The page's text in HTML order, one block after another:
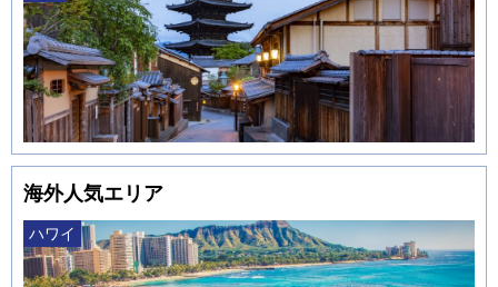
海外人気エリア
ハワイ